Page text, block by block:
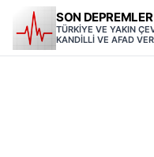
SON DEPREMLER
TÜRKİYE VE YAKIN
KANDİLLİ VE AFAD